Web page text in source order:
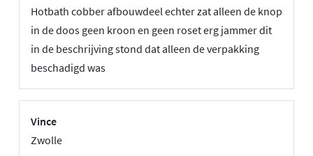
Hotbath cobber afbouwdeel echter zat alleen de knop
in de doos geen kroon en geen roset erg jammer dit
in de beschrijving stond dat alleen de verpakking
beschadigd was
Vince
Zwolle